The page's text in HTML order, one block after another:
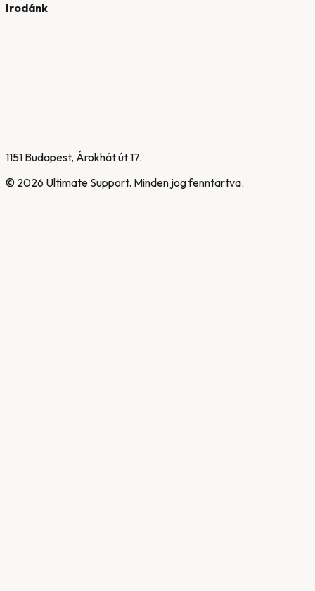
Irodánk
1151 Budapest, Árokhát út 17.
© 2026 Ultimate Support. Minden jog fenntartva.